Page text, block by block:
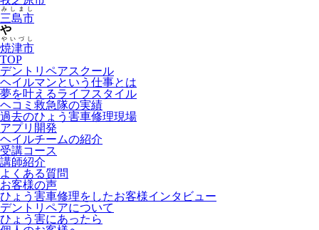
三島市
みしまし
や
焼津市
やいづし
TOP
デントリペアスクール
ヘイルマンという仕事とは
夢を叶えるライフスタイル
ヘコミ救急隊の実績
過去のひょう害車修理現場
アプリ開発
ヘイルチームの紹介
受講コース
講師紹介
よくある質問
お客様の声
ひょう害車修理をしたお客様インタビュー
デントリペアについて
ひょう害にあったら